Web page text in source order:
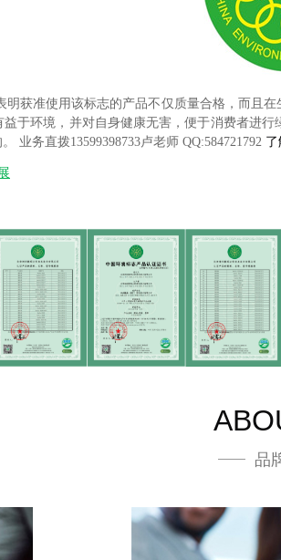
获准使用该标志的产品不仅质量合格，而且
于环境，并对自身健康无害，便于消费者进
业务直拨13599398733卢老师 QQ:584721792 了
品